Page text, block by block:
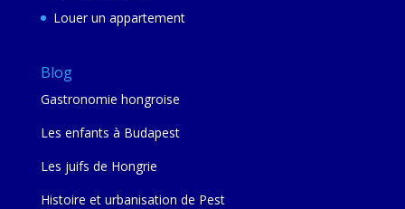
Louer un appartement
Blog
Gastronomie hongroise
Les enfants à Budapest
Les juifs de Hongrie
Histoire et urbanisation de Pest